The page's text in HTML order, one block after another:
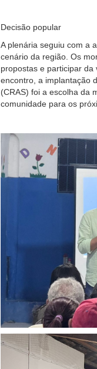
Decisão popular
A plenária seguiu com a
cenário da região. Os
propostas e participar
encontro, a implantação
(CRAS) foi a escolha da
comunidade para os